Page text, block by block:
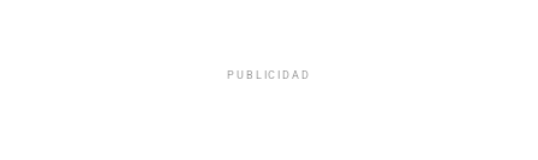
PUBLICIDAD